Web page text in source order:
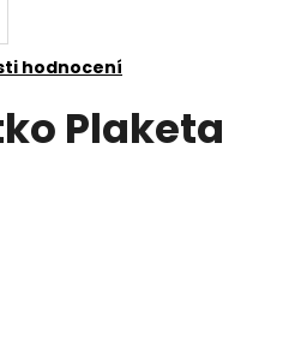
hodnocení
Plaketa